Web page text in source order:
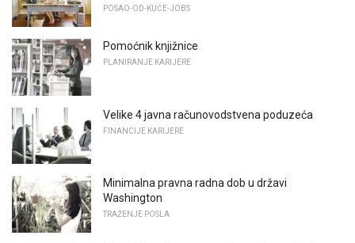
POSAO-OD-KUĆE-JOBS
Pomoćnik knjižnice
PLANIRANJE KARIJERE
Velike 4 javna računovodstvena poduzeća
FINANCIJE KARIJERE
Minimalna pravna radna dob u državi
Washington
TRAŽENJE POSLA